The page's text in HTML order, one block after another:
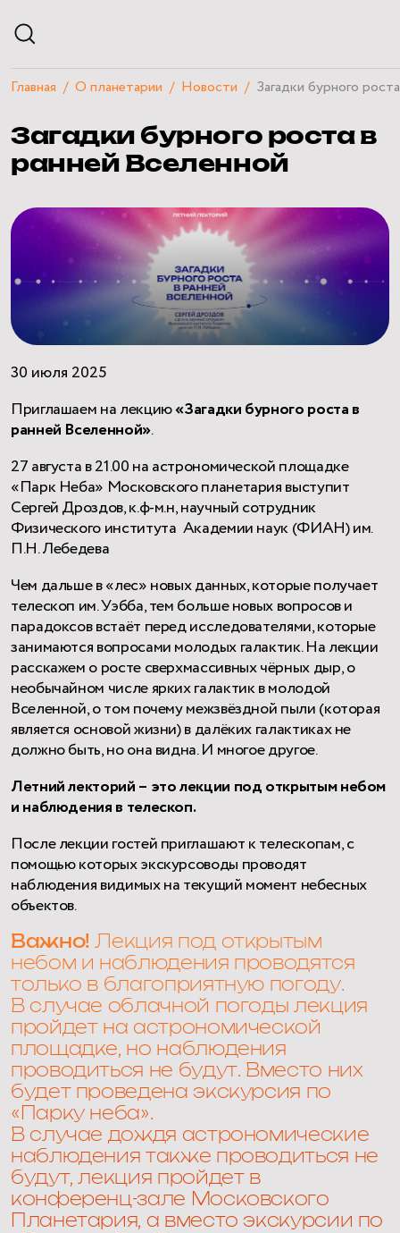
РАСПИСАНИЕ
ЭКСКУРСИИ
КУРСЫ И ЛЕКЦИИ
ПОСЕТИТЕЛЯМ
О ПЛАНЕТАРИИ
НАУЧНЫЙ БЛОГ
КВИЗЫ
Главная О планетарии Новости Загадки бурного
Загадки бурного роста в
ранней Вселенной
30 июля 2025
Приглашаем на лекцию«Загадки бурного роста в
ранней Вселенной».
27 августа в 21.00 на астрономической площадке
«Парк Неба» Московского планетария выступит
Сергей Дроздов, к.ф-м.н, научный сотрудник
Физического института Академии наук (ФИАН) им.
П.Н. Лебедева
Чем дальше в «лес» новых данных, которые получает
телескоп им. Уэбба, тем больше новых вопросов и
парадоксов встаёт перед исследователями, которые
занимаются вопросами молодых галактик. На лекции
расскажем о росте сверхмассивных чёрных дыр, о
необычайном числе ярких галактик в молодой
Вселенной, о том почему межзвёздной пыли (которая
является основой жизни) в далёких галактиках не
должно быть, но она видна. И многое другое.
Летний лекторий – это лекции под открытым небом
и наблюдения в телескоп.
После лекции гостей приглашают к телескопам, с
помощью которых экскурсоводы проводят
наблюдения видимых на текущий момент небесных
объектов.
Важно! Лекция под открытым
небом и наблюдения проводятся
только в благоприятную погоду.
В случае облачной погоды лекция
пройдет на астрономической
площадке, но наблюдения
проводиться не будут. Вместо них
будет проведена экскурсия по
«Парку неба».
В случае дождя астрономические
наблюдения также проводиться не
будут, лекция пройдет в
конференц-зале Московского
Планетария, а вместо экскурсии по